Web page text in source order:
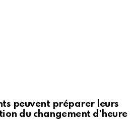
peuvent préparer leurs
du changement d’heure